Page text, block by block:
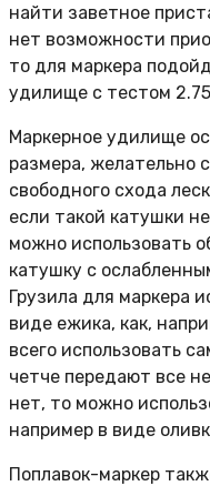
найти заветное
нет возможности
то для маркера
удилище с тестом
Маркерное удилище
размера, желательно
свободного схода
если такой катушки
можно использовать
катушку с
Грузила для маркера
виде ежика, как,
всего использовать
четче передают все
нет, то можно
например в виде
Поплавок-маркер